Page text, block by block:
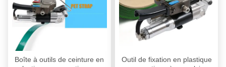
Boîte à outils de ceinture en
Outil de fixation en plastique